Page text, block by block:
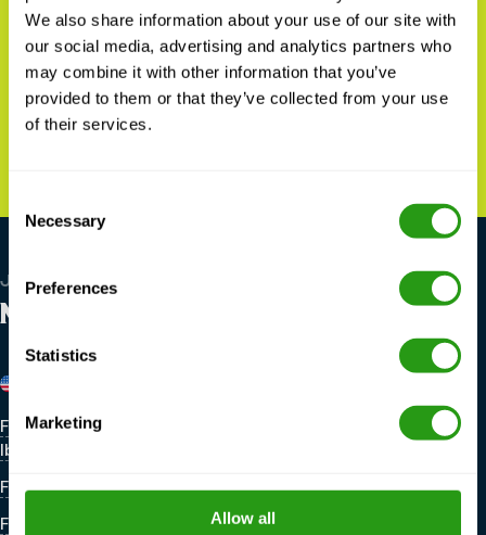
We also share information about your use of our site with
our social media, advertising and analytics partners who
may combine it with other information that you’ve
provided to them or that they’ve collected from your use
of their services.
Selection
Necessary
Preferences
Statistics
Marketing
Allow all
Zapoznaj się z naszymi ofertami
pracy i rozwijaj się z FMTC Safety.
JESTEŚMY GLOBALNI
NASZE LOKALIZACJE
Fuzje i przejęcia FMTC New
Iberia
FMTC M&A Houma
FMTC M&A Houston
FMTC Zeebrugge